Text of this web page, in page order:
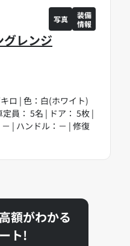
レンジ
ロ | 色：白(ホワイト)
員： 5名 | ドア： 5枚 |
| ハンドル：－ | 修復
写真
装備
情報
額がわかる
ト!